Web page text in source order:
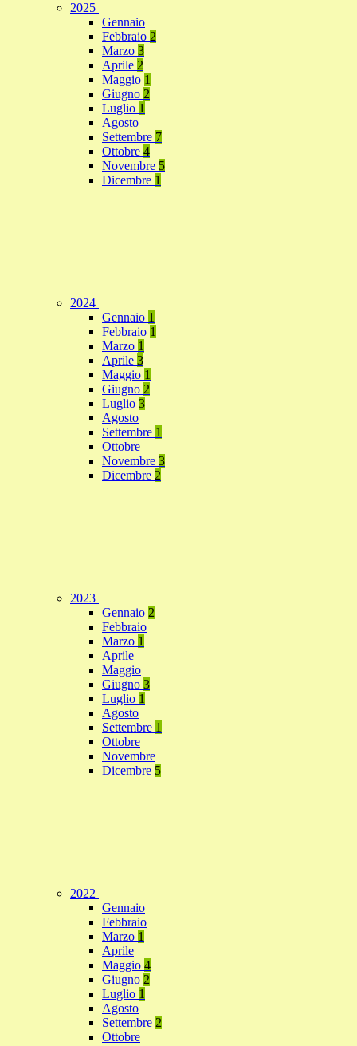
2025
Gennaio
Febbraio 2
Marzo 3
Aprile 2
Maggio 1
Giugno 2
Luglio 1
Agosto
Settembre 7
Ottobre 4
Novembre 5
Dicembre 1
2024
Gennaio 1
Febbraio 1
Marzo 1
Aprile 3
Maggio 1
Giugno 2
Luglio 3
Agosto
Settembre 1
Ottobre
Novembre 3
Dicembre 2
2023
Gennaio 2
Febbraio
Marzo 1
Aprile
Maggio
Giugno 3
Luglio 1
Agosto
Settembre 1
Ottobre
Novembre
Dicembre 5
2022
Gennaio
Febbraio
Marzo 1
Aprile
Maggio 4
Giugno 2
Luglio 1
Agosto
Settembre 2
Ottobre